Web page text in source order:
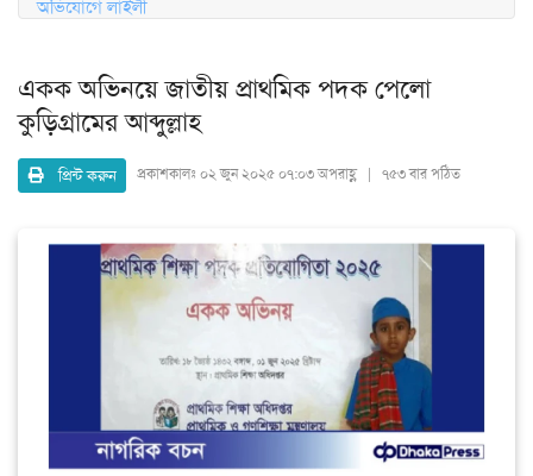
একক অভিনয়ে জাতীয় প্রাথমিক পদক পেলো
কুড়িগ্রামের আব্দুল্লাহ
প্রিন্ট করুন প্রকাশকালঃ ০২ জুন ২০২৫ ০৭:০৩ অপরাহ্ণ | ৭৫৩ বার পঠিত